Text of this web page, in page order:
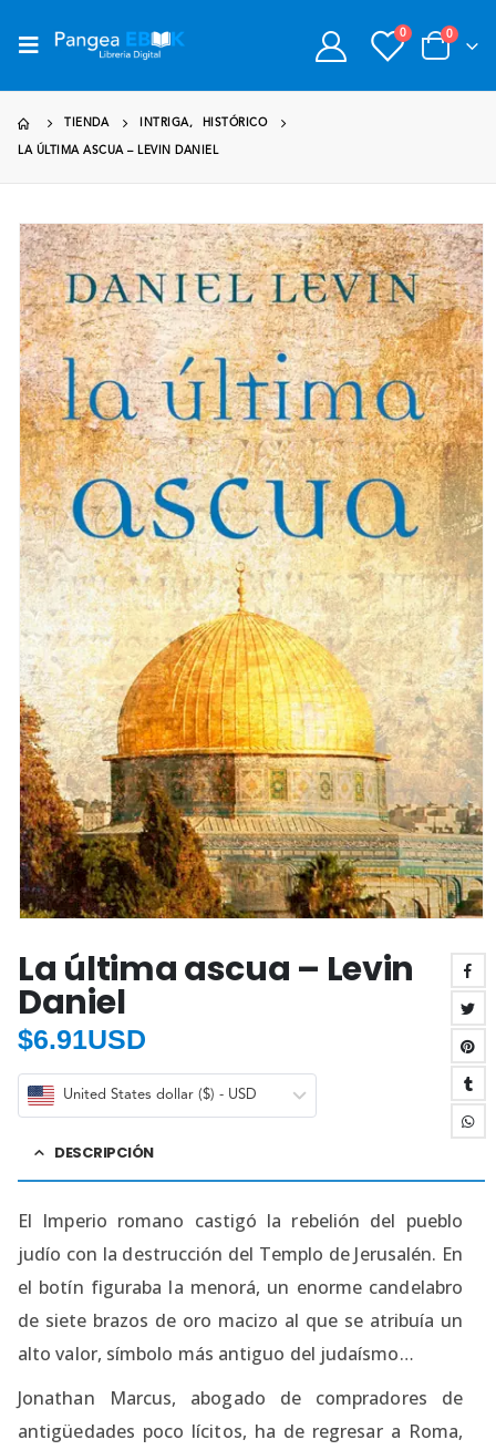
0 0
TIENDA INTRIGA, HISTÓRICO
LA ÚLTIMA ASCUA – LEVIN DANIEL
La última ascua – Levin
Daniel
$6.91USD
United States dollar ($) - USD
DESCRIPCIÓN
El Imperio romano castigó la rebelión del pueblo
judío con la destrucción del Templo de Jerusalén. En
el botín figuraba la menorá, un enorme candelabro
de siete brazos de oro macizo al que se atribuía un
alto valor, símbolo más antiguo del judaísmo…
Jonathan Marcus, abogado de compradores de
antigüedades poco lícitos, ha de regresar a Roma,